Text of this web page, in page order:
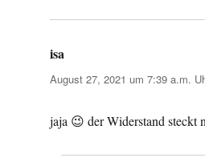
isa
August 27, 2021 um 7:39 a.m.
jaja 😉 der Widerstand steckt